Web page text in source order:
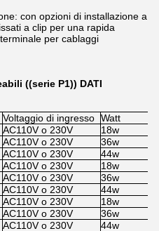
con opzioni di installazione a
a clip per una rapida
per cablaggi
((serie P1)) DATI
Voltaggio di ingresso Watt
AC110V o 230V 18w
AC110V o 230V 36w
AC110V o 230V 44w
AC110V o 230V 18w
AC110V o 230V 36w
AC110V o 230V 44w
AC110V o 230V 18w
AC110V o 230V 36w
AC110V o 230V 44w